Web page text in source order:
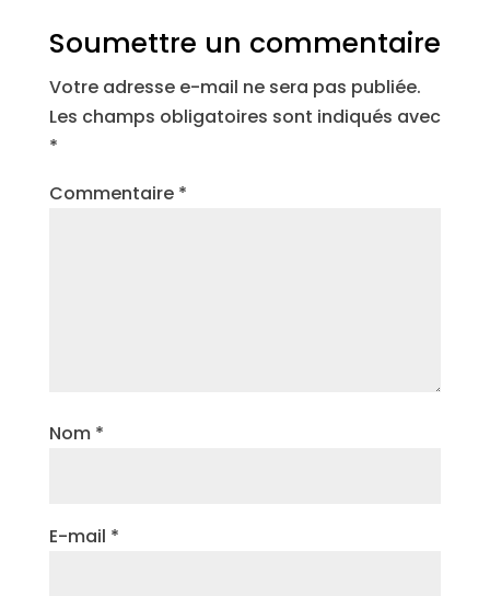
Soumettre un commentaire
Votre adresse e-mail ne sera pas publiée.
Les champs obligatoires sont indiqués avec
*
Commentaire *
Nom *
E-mail *